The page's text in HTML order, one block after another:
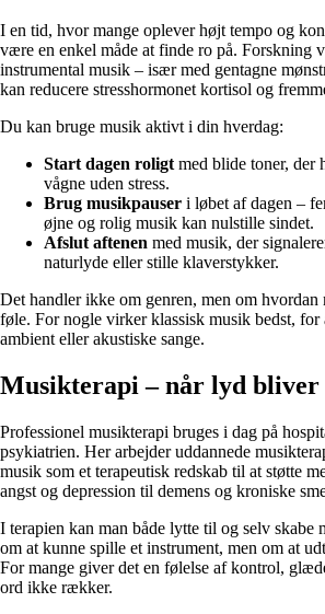
I en tid, hvor mange oplever højt tempo og
være en enkel måde at finde ro på. Forskning
instrumental musik – især med gentagne
kan reducere stresshormonet kortisol og
Du kan bruge musik aktivt i din hverdag:
Start dagen roligtmed blide toner, der
vågne uden stress.
Brug musikpauser i løbet af dagen –
øjne og rolig musik kan nulstille sindet.
Afslut aftenen med musik, der
naturlyde eller stille klaverstykker.
Det handler ikke om genren, men om
føle. For nogle virker klassisk musik bedst, for
ambient eller akustiske sange.
Musikterapi – når lyd bliver
Professionel musikterapi bruges i dag på
psykiatrien. Her arbejder uddannede
musik som et terapeutisk redskab til at støtte
angst og depression til demens og kroniske
I terapien kan man både lytte til og selv skabe
om at kunne spille et instrument, men om at
For mange giver det en følelse af kontrol,
ord ikke rækker.